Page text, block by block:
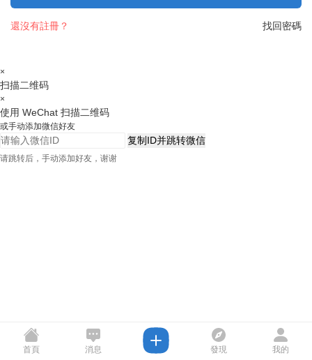
找回密碼
還沒有註冊？
×
扫描二维码
×
使用 WeChat 扫描二维码
或手动添加微信好友
复制ID并跳转微信
请跳转后，手动添加好友，谢谢
首頁 消息 發現 我的